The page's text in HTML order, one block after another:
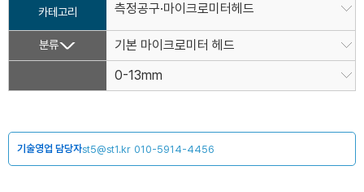
카테고리 측정공구·마이크로미터헤드
분류
기본 마이크로미터 헤드
0-13mm
기술영업 담당자st5@st1.kr 010-5914-4456